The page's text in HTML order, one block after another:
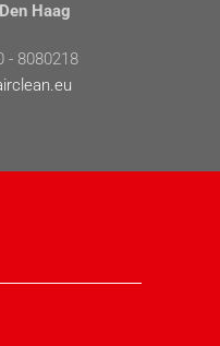
Haag
- 8080218